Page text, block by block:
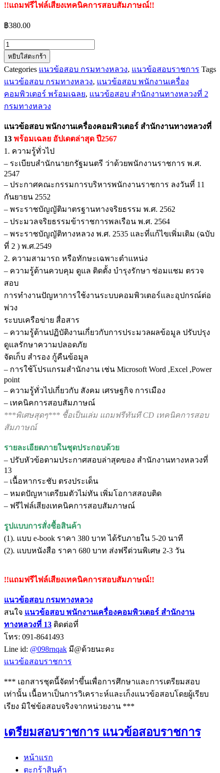
!!แถมฟรีไฟล์เสียงเทคนิคการสอบสัมภาษณ์!!
฿380.00
จำนวน
แนว
ข้อสอบ
พนักงาน
เครื่อง
คอมพิวเตอร์
ทางหลวง
ที่
13
ชิ้น
หยิบใส่ตะกร้า
Categories แนวข้อสอบ กรมทางหลวง, แนวข้อสอบราชการ Tags
แนวข้อสอบ กรมทางหลวง, แนวข้อสอบ พนักงานเครื่อง
คอมพิวเตอร์ พร้อมเฉลย, แนวข้อสอบ สำนักงานทางหลวงที่ 2
กรมทางหลวง
แนวข้อสอบ พนักงานเครื่องคอมพิวเตอร์ สำนักงานทางหลวงที่
13 พร้อมเฉลย อัปเดตล่าสุด ปี2567
1. ความรู้ทั่วไป
– ระเบียบสำนักนายกรัฐมนตรี ว่าด้วยพนักงานราชการ พ.ศ.
2547
– ประกาศคณะกรรมการบริหารพนักงานราชการ ลงวันที่ 11
กันยายน 2552
– พระราชบัญญัติมาตรฐานทางจริยธรรม พ.ศ. 2562
– ประมวลจริยธรรมข้าราชการพลเรือน พ.ศ. 2564
– พระราชบัญญัติทางหลวง พ.ศ. 2535 และที่แก้ไขเพิ่มเติม (ฉบับ
ที่ 2 ) พ.ศ.2549
2. ความสามารถ หรือทักษะเฉพาะตำแหน่ง
– ความรู้ต้านควบคุม ดูแล ติดตั้ง บำรุงรักษา ซ่อมแชม ตรวจ
สอบ
การทำงานปัญหาการใช้งานระบบคอมพิวเตอร์และอุปกรณ์ต่อ
พ่วง
ระบบเครือข่าย สื่อสาร
– ความรู้ต้านปฏิบัติงานเกี่ยวกับการประมวลผลข้อมูล ปรับปรุง
ดูแลรักษาความปลอดภัย
จัดเก็บ สำรอง กู้คืนข้อมูล
– การใช้โปรแกรมสำนักงาน เช่น Microsoft Word ,Excel ,Power
point
– ความรู้ทั่วไปเกี่ยวกับ สังคม เศรษฐกิจ การเมือง
– เทคนิคการสอบสัมภาษณ์
***พิเศษสุดๆ*** ชื้อเป็นเล่ม แถมฟรีทันที CD เทคนิคการสอบ
สัมภาษณ์
รายละเอียดภายในชุดประกอบด้วย
– ปรับหัวข้อตามประกาศสอบล่าสุดของ สำนักงานทางหลวงที่
13
– เนื้อหากระชับ ตรงประเด็น
– หมดปัญหาเตรียมตัวไม่ทัน เพิ่มโอกาสสอบติด
– ฟรีไฟล์เสียงเทคนิคการสอบสัมภาษณ์
รูปแบบการสั่งชื้อสินค้า
(1). แบบ e-book ราคา 380 บาท ได้รับภายใน 5-20 นาที
(2). แบบหนังสือ ราคา 680 บาท ส่งฟรีด่วนพิเศษ 2-3 วัน
!!แถมฟรีไฟล์เสียงเทคนิคการสอบสัมภาษณ์!!
แนวข้อสอบ กรมทางหลวง
สนใจ แนวข้อสอบ พนักงานเครื่องคอมพิวเตอร์ สำนักงาน
ทางหลวงที่ 13 ติดต่อที่
โทร: 091-8641493
Line id: @098rnqak มี@ด้วยนะคะ
แนวข้อสอบราชการ
*** เอกสารชุดนี้จัดทำขึ้นเพื่อการศึกษาและการเตรียมสอบ
เท่านั้น เนื้อหาเป็นการวิเคราะห์และเก็งแนวข้อสอบโดยผู้เรียบ
เรียง มิใช่ข้อสอบจริงจากหน่วยงาน ***
เตรียมสอบราชการ แนวข้อสอบราชการ
หน้าแรก
ตะกร้าสินค้า